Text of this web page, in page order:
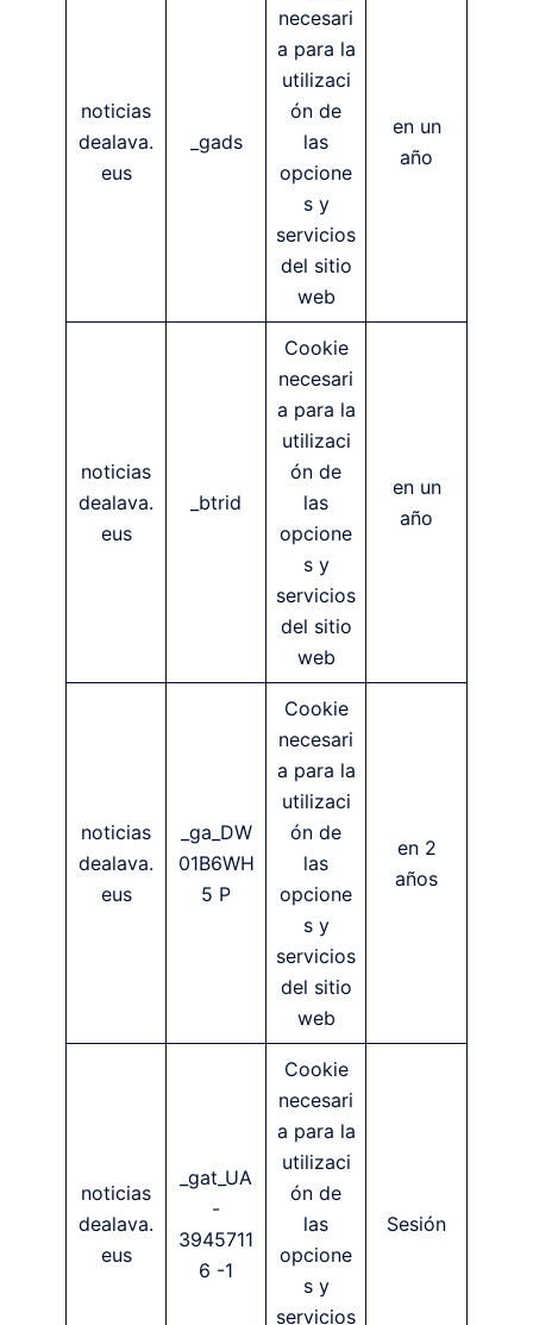
noticias
dealava.
eus
_gads
necesari
a para la
utilizaci
ón de
las
opcione
s y
servicios
del sitio
web
en un
año
noticias
dealava.
eus
_btrid
Cookie
necesari
a para la
utilizaci
ón de
las
opcione
s y
servicios
del sitio
web
en un
año
noticias
dealava.
eus
_ga_DW
01B6WH
5 P
Cookie
necesari
a para la
utilizaci
ón de
las
opcione
s y
servicios
del sitio
web
en 2
años
noticias
dealava.
eus
_gat_UA
-
3945711
6 -1
Cookie
necesari
a para la
utilizaci
ón de
las
opcione
s y
servicios
Sesión